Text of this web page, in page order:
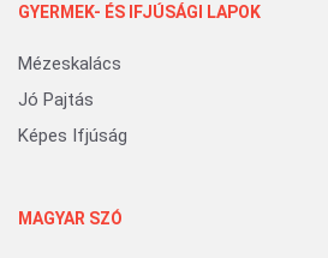
GYERMEK- ÉS IFJÚSÁGI LAPOK
Mézeskalács
Jó Pajtás
Képes Ifjúság
MAGYAR SZÓ